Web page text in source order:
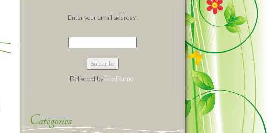
Enter your email address:
Delivered by FeedBurner
Catégories